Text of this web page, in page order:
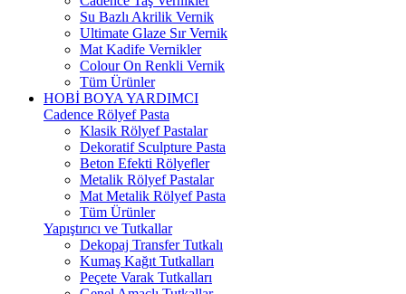
Su Bazlı Akrilik Vernik
Ultimate Glaze Sır Vernik
Mat Kadife Vernikler
Colour On Renkli Vernik
Tüm Ürünler
HOBİ BOYA YARDIMCI
Cadence Rölyef Pasta
Klasik Rölyef Pastalar
Dekoratif Sculpture Pasta
Beton Efekti Rölyefler
Metalik Rölyef Pastalar
Mat Metalik Rölyef Pasta
Tüm Ürünler
Yapıştırıcı ve Tutkallar
Dekopaj Transfer Tutkalı
Kumaş Kağıt Tutkalları
Peçete Varak Tutkalları